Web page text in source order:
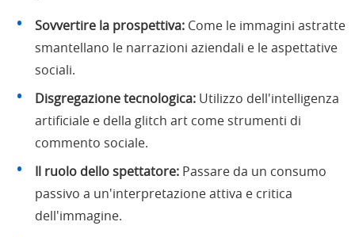
Sovvertire la prospettiva: Come le immagini astratte
smantellano le narrazioni aziendali e le aspettative
sociali.
Disgregazione tecnologica: Utilizzo dell'intelligenza
artificiale e della glitch art come strumenti di
commento sociale.
Il ruolo dello spettatore: Passare da un consumo
passivo a un'interpretazione attiva e critica
dell'immagine.